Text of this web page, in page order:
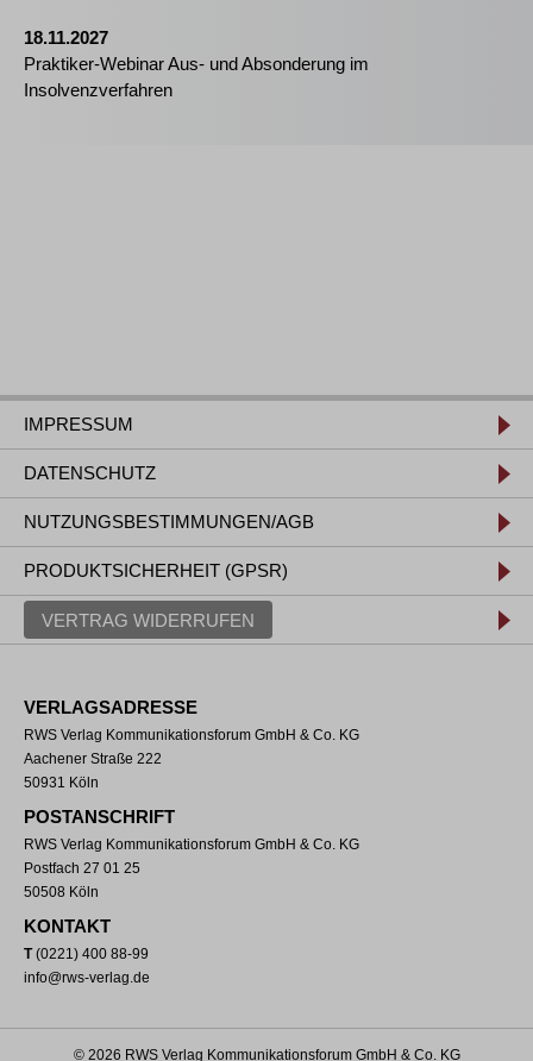
18.11.2027
Praktiker-Webinar Aus- und Absonderung im
Insolvenzverfahren
IMPRESSUM
DATENSCHUTZ
NUTZUNGSBESTIMMUNGEN/AGB
PRODUKTSICHERHEIT (GPSR)
VERTRAG WIDERRUFEN
VERLAGSADRESSE
RWS Verlag Kommunikationsforum GmbH & Co. KG
Aachener Straße 222
50931 Köln
POSTANSCHRIFT
RWS Verlag Kommunikationsforum GmbH & Co. KG
Postfach 27 01 25
50508 Köln
KONTAKT
T(0221) 400 88-99
info@rws-verlag.de
© 2026 RWS Verlag Kommunikationsforum GmbH & Co. KG